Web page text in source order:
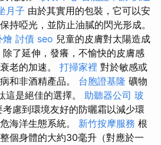
月子 由於其實用的包裝，它可以安
持啞光，並防止油膩的閃光形成。
燴 討債 seo 兒童的皮膚對太陽造成
了延伸，發癢，不愉快的皮膚感
老的加速。 打掃家裡 對於敏感或
和非酒精產品。 台胞證基隆 礦物
這是絕佳的選擇。 助聽器公司 玻
慮到環境友好的防曬霜以減少環
海洋生態系統。 新竹按摩服務 根
個身體的大約30毫升（對應於一